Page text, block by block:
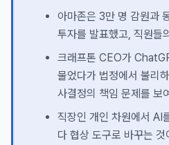
아마존은 3만 명 감원과
투자를 발표했고, 직원들
크래프톤 CEO가
물었다가 법정에서 불리
사결정의 책임 문제를 보
직장인 개인 차원에서 AI
다 협상 도구로 바꾸는 것